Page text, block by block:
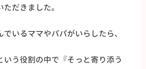
だきました。
いるママやパパがいらしたら、
いう役割の中で『そっと寄り添う